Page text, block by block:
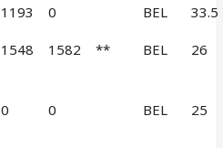
1193 0 BEL 33.5
1548 1582 ** BEL 26
0 0 BEL 25